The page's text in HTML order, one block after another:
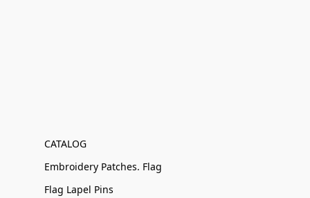
CATALOG
Embroidery Patches. Flag
Flag Lapel Pins